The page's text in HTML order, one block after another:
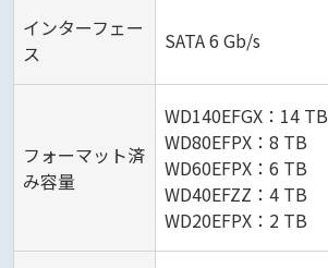
インターフェー
ス
SATA 6 Gb/s
フォーマット済
み容量
WD140EFGX：14 TB
WD80EFPX：8 TB
WD60EFPX：6 TB
WD40EFZZ：4 TB
WD20EFPX：2 TB